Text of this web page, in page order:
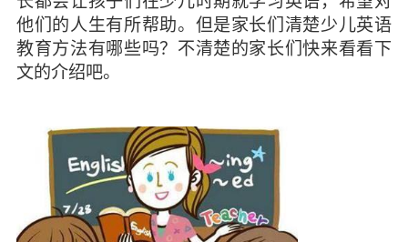
他们的人生有所帮助。但是家长们清楚少儿英语
教育方法有哪些吗？不清楚的家长们快来看看下
文的介绍吧。